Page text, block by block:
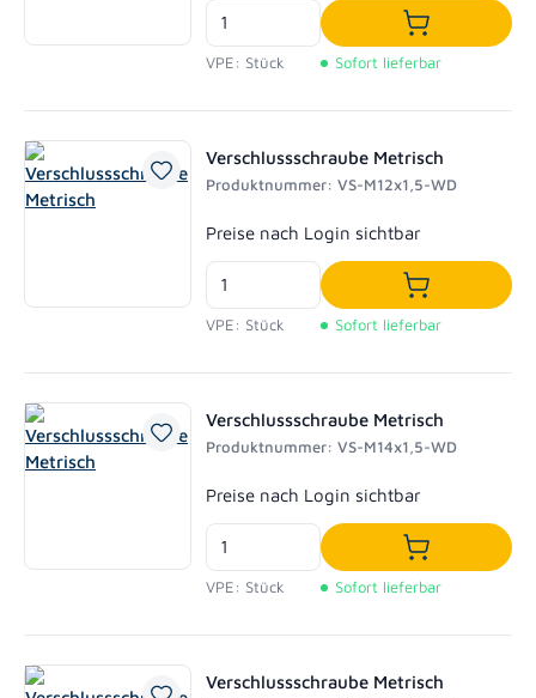
VPE: Stück
In den
Sofort lieferbar
Verschlussschraube Metrisch
Produktnummer: VS-M12x1,5-WD
Regulärer Preis:
Preise nach Login sichtbar
VPE: Stück
In den
Sofort lieferbar
Verschlussschraube Metrisch
Produktnummer: VS-M14x1,5-WD
Regulärer Preis:
Preise nach Login sichtbar
VPE: Stück
In den
Sofort lieferbar
Verschlussschraube Metrisch